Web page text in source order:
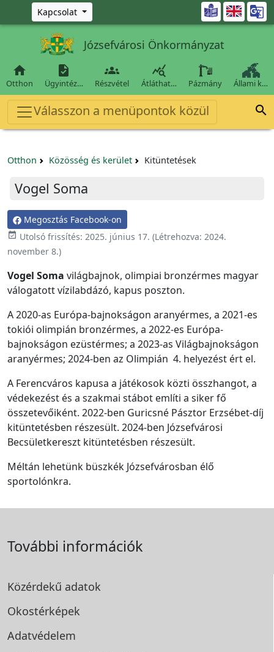
Ugrás a fő tartalomra
Kapcsolat 
Józsefvárosi Önkormányzat

Otthon

Ügyintéz…

Részvétel

Átláthat… Pázmány Állami k…
Válasszon a menüpontok közül 
Otthon Közösség és kerület Kitüntetések
Vogel Soma
Megosztás Facebook-on
event_available Utolsó frissítés: 2025. június 17. (Létrehozva: 2024.
november 8.)
Vogel Soma világbajnok, olimpiai bronzérmes magyar
válogatott vízilabdázó, kapus poszton.
A 2020-as Európa-bajnokságon aranyérmes, a 2021-es
tokiói olimpián bronzérmes, a 2022-es Európa-
bajnokságon ezüstérmes; a 2023-as Világbajnokságon
aranyérmes; 2024-ben az Olimpián 4. helyezést ért el.
A Ferencváros kapusa a játékosok közti összhangot, a
védekezést és a szakmai stábot említi a siker fő
összetevőiként. 2022-ben Guricsné Pásztor Erzsébet-díj
kitüntetésben részesült. 2024-ben Józsefvárosi
Becsületkereszt kitüntetésben részesült.
Méltán lehetünk büszkék Józsefvárosban élő
sportolónkra.
További információk
Közérdekű adatok
Okostérképek
Adatvédelem